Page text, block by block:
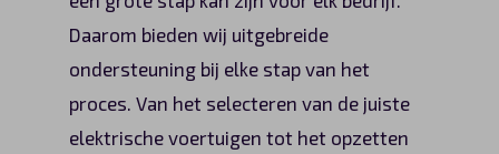
Daarom bieden wij uitgebreide
ondersteuning bij elke stap van het
proces. Van het selecteren van de juiste
elektrische voertuigen tot het opzetten